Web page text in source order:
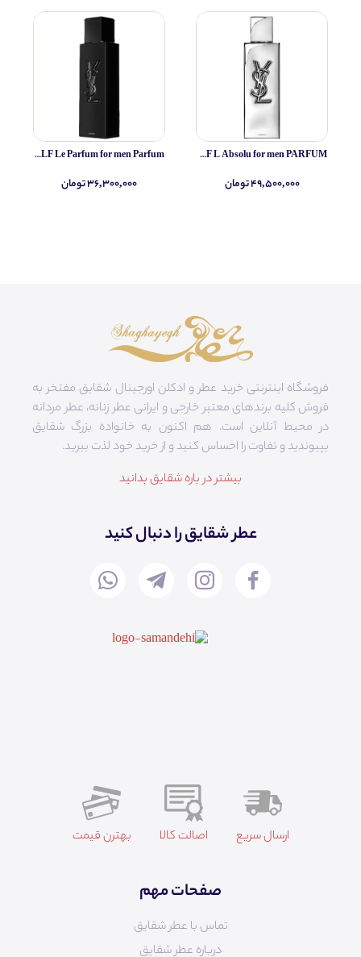
Yves Saint Laurent MYSLF L Absolu for men PARFUM
۴۹,۵۰۰,۰۰۰ تومان
Yves Saint Laurent MYSLF Le Parfum for men Parfum
۳۶,۳۰۰,۰۰۰ تومان
فروشگاه اینترنتی خرید عطر و ادکلن اورجینال شقایق مفتخر به
فروش کلیه برندهای معتبر خارجی و ایرانی عطر زنانه، عطر مردانه
در محیط آنلاین است. هم‌ اکنون به خانواده بزرگ شقایق
بپیوندید و تفاوت را احساس کنید و از خرید خود لذت ببرید.
بیشتر در باره شقایق بدانید
عطر شقایق را دنبال کنید
ارسال سریع اصالت کالا بهترن قیمت
صفحات مهم
تماس با عطر شقایق
درباره عطر شقایق